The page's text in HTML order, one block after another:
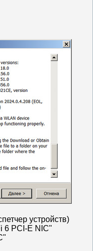
устройств)
6 PCI-E NIC"